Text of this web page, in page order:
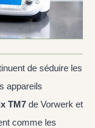
de séduire les
appareils
TM7 de Vorwerk et
comme les